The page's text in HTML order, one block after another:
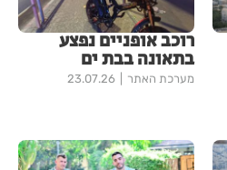
רוכב אופניים נפצע
בתאונה בבת ים
מערכת האתר 23.07.26